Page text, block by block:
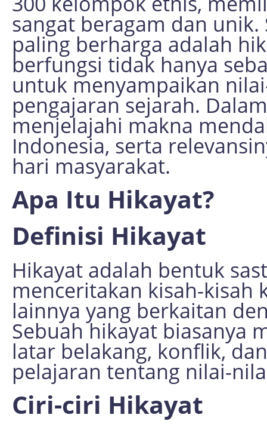
sangat beragam dan
paling berharga adalah
berfungsi tidak hanya
untuk menyampaikan
pengajaran sejarah.
menjelajahi makna
Indonesia, serta
hari masyarakat.
Apa Itu Hikayat?
Definisi Hikayat
Hikayat adalah bentuk
menceritakan kisah-kisah
lainnya yang berkaitan
Sebuah hikayat biasanya
latar belakang, konflik,
pelajaran tentang nilai-
Ciri-ciri Hikayat